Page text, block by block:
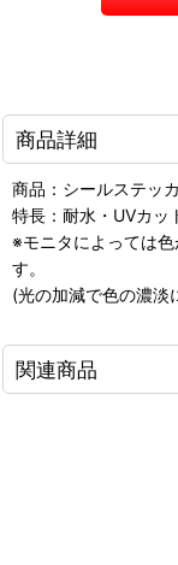
商品詳細
商品：シールステッ
特長：耐水・UVカッ
※モニタによっては
す。
(光の加減で色の濃淡
関連商品